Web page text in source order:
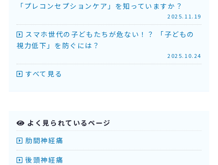
「プレコンセプションケア」を知っていますか？
2025.11.19
スマホ世代の子どもたちが危ない！？ 「子どもの
視力低下」を防ぐには？
2025.10.24
すべて見る
よく見られているページ
肋間神経痛
後頭神経痛